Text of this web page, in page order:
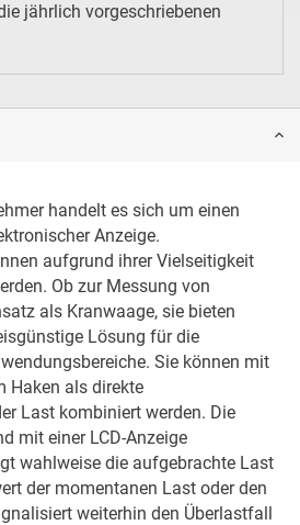
jährlich vorgeschriebenen
handelt es sich um einen
Anzeige.
aufgrund ihrer Vielseitigkeit
Ob zur Messung von
als Kranwaage, sie bieten
Lösung für die
Sie können mit
Haken als direkte
Last kombiniert werden. Die
mit einer LCD-Anzeige
wahlweise die aufgebrachte Last
der momentanen Last oder den
weiterhin den Überlastfall